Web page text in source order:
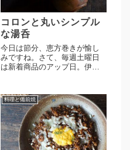
コロンと丸いシンプル
な湯呑
今日は節分、恵方巻きが愉し
みですね。さて、毎週土曜日
は新着商品のアップ日。伊勢
きでご用意しています。素朴
な土味に桟切の景色、贈り物
としても喜ばれるかと思いま
す。もうひとつは丸湯呑の
み。かぶせ...
料理と備前焼